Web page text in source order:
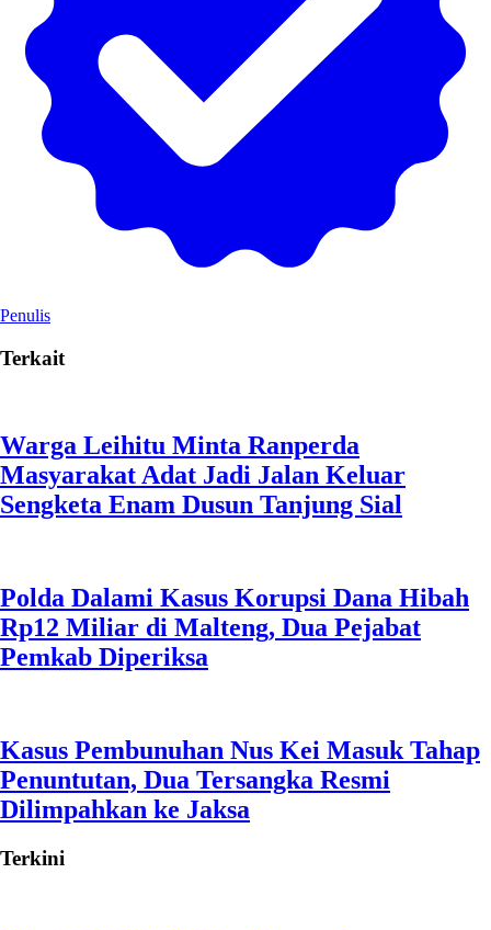
Penulis
Terkait
Warga Leihitu Minta Ranperda
Masyarakat Adat Jadi Jalan Keluar
Sengketa Enam Dusun Tanjung Sial
Polda Dalami Kasus Korupsi Dana Hibah
Rp12 Miliar di Malteng, Dua Pejabat
Pemkab Diperiksa
Kasus Pembunuhan Nus Kei Masuk Tahap
Penuntutan, Dua Tersangka Resmi
Dilimpahkan ke Jaksa
Terkini